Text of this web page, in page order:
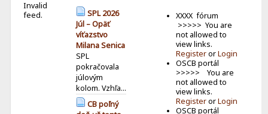
Invalid
feed.
SPL 2026
Júl – Opäť
víťazstvo
Milana Senica
SPL
pokračovala
júlovým
kolom. Vzhľa...
CB poľný
XXXX fórum
>>>>> You are
not allowed to
view links.
RegisterorLogin
OSCB portál
>>>>> You are
not allowed to
view links.
RegisterorLogin
OSCB portál